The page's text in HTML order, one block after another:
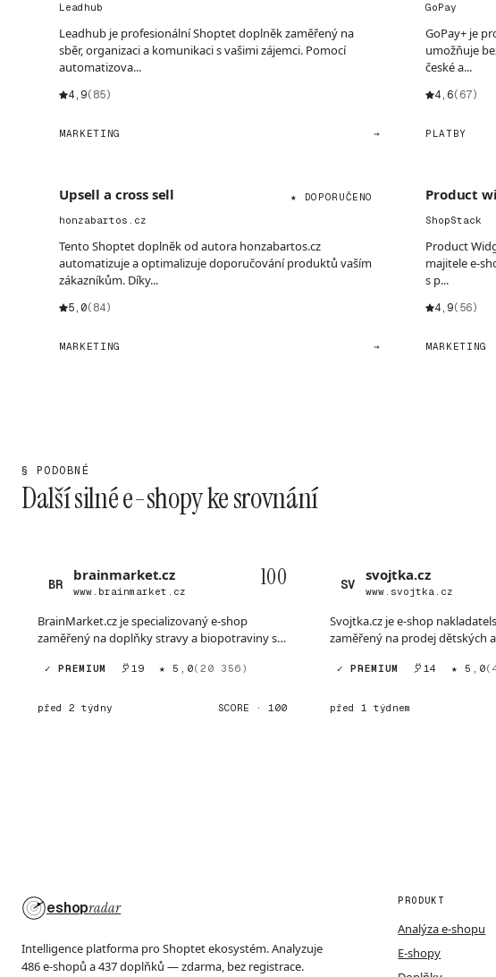
Leadhub
Leadhub je profesionální Shoptet doplněk zaměřený na
sběr, organizaci a komunikaci s vašimi zájemci. Pomocí
automatizova...
4,9(85)
MARKETING →
GoPay
GoPay+ je
umožňuje
české a...
4,6(67)
PLATBY
Upsell a cross sell
★ DOPORUČENO
honzabartos.cz
Tento Shoptet doplněk od autora honzabartos.cz
automatizuje a optimalizuje doporučování produktů vaším
zákazníkům. Díky...
5,0(84)
MARKETING →
Product
ShopStack
Product
majitele e-
s p...
4,9(56)
MARKETING
§ PODOBNÉ
Další silné e-shopy ke srovnání
BR
brainmarket.cz
www.brainmarket.cz
100
BrainMarket.cz je specializovaný e-shop
zaměřený na doplňky stravy a biopotraviny s
✓ PREMIUM 19 ★ 5,0(20 356)
před 2 týdny SCORE · 100
SV
svojtka.cz
www.svojtka.cz
Svojtka.cz je e-shop
zaměřený na prodej dětských
✓ PREMIUM 14 ★ 5,0
před 1 týdnem
eshopradar
Intelligence platforma pro Shoptet ekosystém. Analyzuje
486 e-shopů a 437 doplňků — zdarma, bez registrace.
PRODUKT
Analýza e-shopu
E-shopy